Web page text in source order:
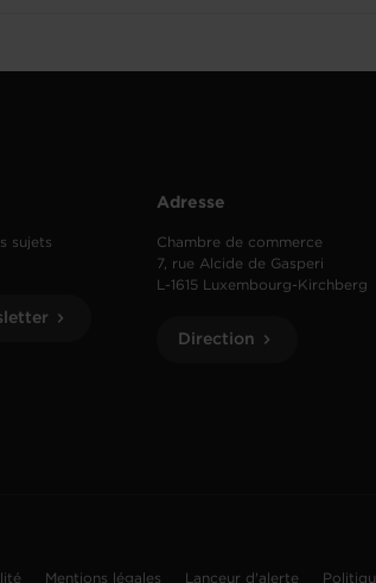
sujets
Adresse
Chambre de commerce
7, rue Alcide de Gasperi
L-1615 Luxembourg-Kirchberg
Direction
Mentions légales Lanceur d'alerte